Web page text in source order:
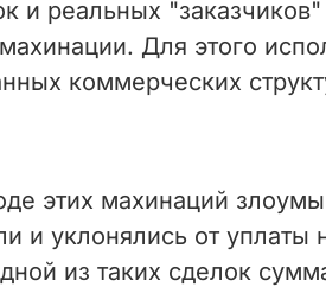
и реальных
Для этого
коммерческих
этих махинаций
и уклонялись от уплаты
из таких сделок